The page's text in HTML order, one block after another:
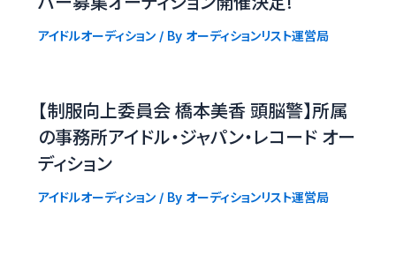
アイドルオーディション/ By オーディションリスト運営局
【制服向上委員会 橋本美香 頭脳警】所属
の事務所アイドル・ジャパン・レコード オー
ディション
アイドルオーディション/ By オーディションリスト運営局